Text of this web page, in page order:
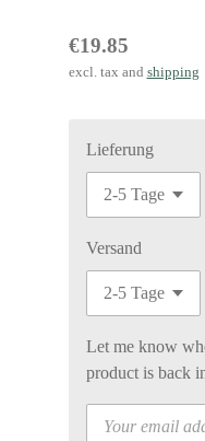
€19.85
excl. tax and shipping
Lieferung
Versand
Let me know
product is back